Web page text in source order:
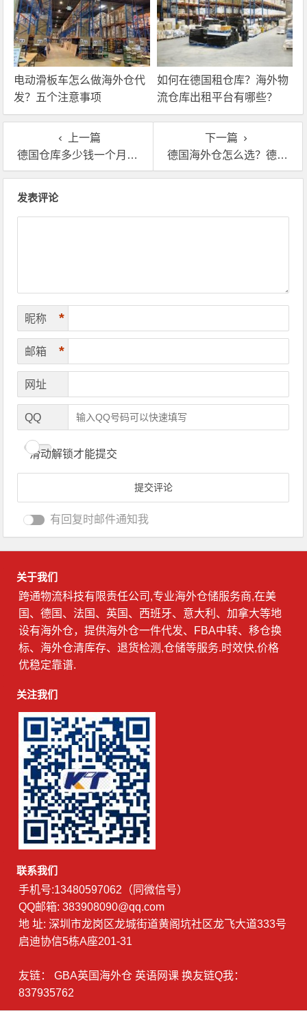
电动滑板车怎么做海外仓代
发？五个注意事项
如何在德国租仓库？海外物
流仓库出租平台有哪些？
上一篇
德国仓库多少钱一个月？告诉你德国海外仓费用明细
下一篇
德国海外仓怎么选？德国海外仓物流公司有哪些优势
发表评论
昵称 *
邮箱 *
网址
QQ
滑动解锁才能提交
有回复时邮件通知我
关于我们
跨通物流科技有限责任公司,专业海外仓储服务商,在美
国、德国、法国、英国、西班牙、意大利、加拿大等地
设有海外仓，提供海外仓一件代发、FBA中转、移仓换
标、海外仓清库存、退货检测,仓储等服务.时效快,价格
优稳定靠谱.
关注我们
联系我们
手机号:13480597062（同微信号）
QQ邮箱: 383908090@qq.com
地 址: 深圳市龙岗区龙城街道黄阁坑社区龙飞大道333号
启迪协信5栋A座201-31
友链：GBA英国海外仓 英语网课 换友链Q我：
837935762